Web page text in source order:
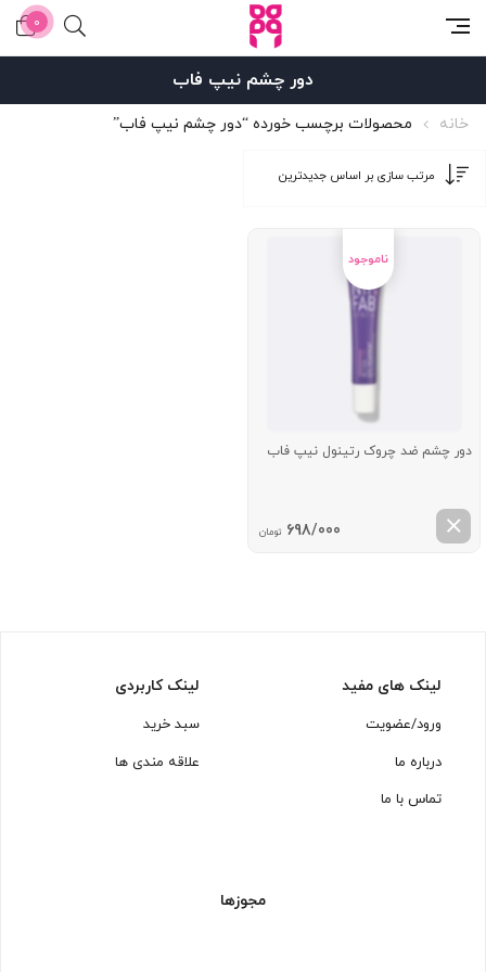
0
دور چشم نیپ فاب
خانه محصولات برچسب خورده “دور چشم نیپ فاب”
دور چشم ضد چروک رتینول نیپ فاب
698/000 تومان
لینک های مفید
ورود/عضویت
درباره ما
تماس با ما
لینک کاربردی
سبد خرید
علاقه مندی ها
مجوزها